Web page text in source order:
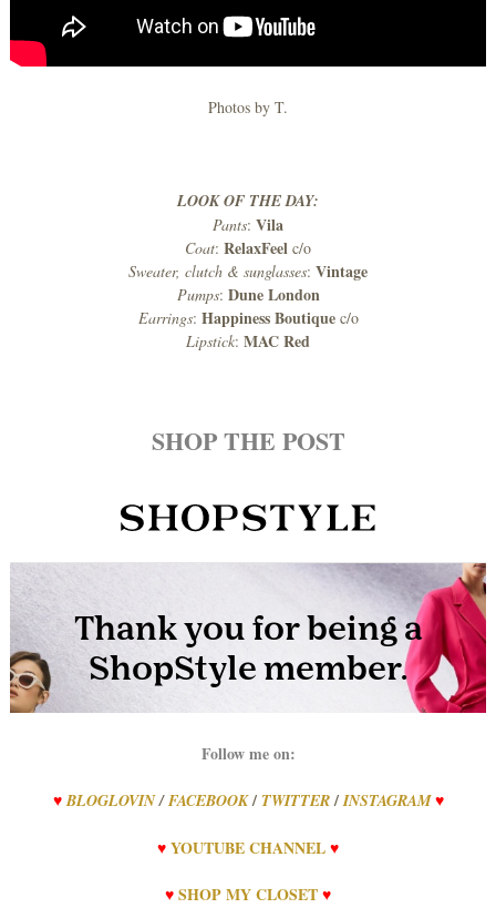
Photos by T.
LOOK OF THE DAY:
Pants: Vila
Coat: RelaxFeel c/o
Sweater, clutch & sunglasses: Vintage
Pumps: Dune London
Earrings: Happiness Boutiquec/o
Lipstick: MAC Red
SHOP THE POST
Follow me on:
♥ BLOGLOVIN/FACEBOOK / TWITTER / INSTAGRAM ♥
♥YOUTUBE CHANNEL♥
♥SHOP MY CLOSET♥